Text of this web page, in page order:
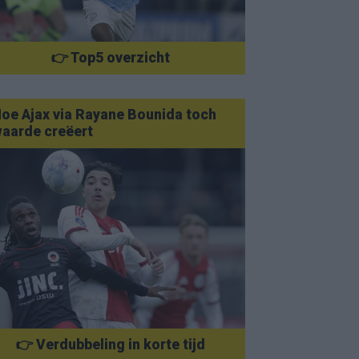
👉 Top5 overzicht
Ajax via Rayane Bounida toch
creëert
👉 Verdubbeling in korte tijd